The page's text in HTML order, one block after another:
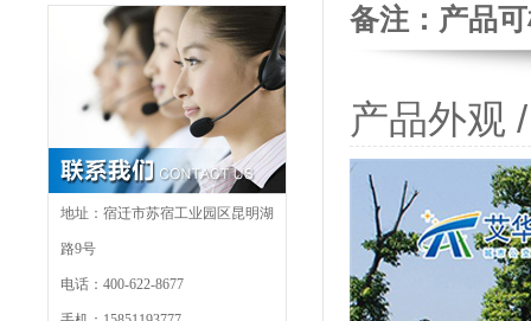
地址：宿迁市苏宿工业园区昆明湖
路9号
电话：400-622-8677
备注：产品
产品外观